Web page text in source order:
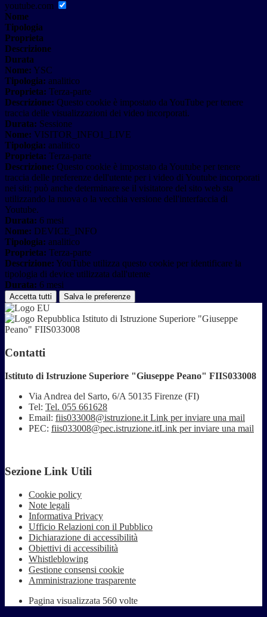
youtube.com
Nome
Tipologia
Proprieta
Descrizione
Durata
Nome: YSC
Tipologia: analitico
Proprieta: Terza-parte
Descrizione: Questo cookie è impostato da YouTube per tenere
traccia delle visualizzazioni dei video incorporati.
Durata: Sessione
Nome: VISITOR_INFO1_LIVE
Tipologia: analitico
Proprieta: Terza-parte
Descrizione: Questo cookie è impostato da Youtube per tenere
traccia delle preferenze dell'utente per i video di Youtube incorporati
nei siti; può anche determinare se il visitatore del sito web sta
utilizzando la nuova o la vecchia versione dell'interfaccia di
Youtube.
Durata: 6 mesi
Nome: DEVICE_INFO
Tipologia: analitico
Proprieta: Terza-parte
Descrizione: YouTube utilizza questo cookie per identificare la
tipologia di device utilizzata dall'utente
Durata: 6 mesi
Accetta tutti Salva le preferenze
Istituto di Istruzione Superiore "Giuseppe
Peano" FIIS033008
Contatti
Istituto di Istruzione Superiore "Giuseppe Peano" FIIS033008
Via Andrea del Sarto, 6/A 50135 Firenze (FI)
Tel: Tel. 055 661628
Email: fiis033008@istruzione.it Link per inviare una mail
PEC: fiis033008@pec.istruzione.itLink per inviare una mail
Sezione Link Utili
Cookie policy
Note legali
Informativa Privacy
Ufficio Relazioni con il Pubblico
Dichiarazione di accessibilità
Obiettivi di accessibilità
Whistleblowing
Gestione consensi cookie
Amministrazione trasparente
Pagina visualizzata 560 volte